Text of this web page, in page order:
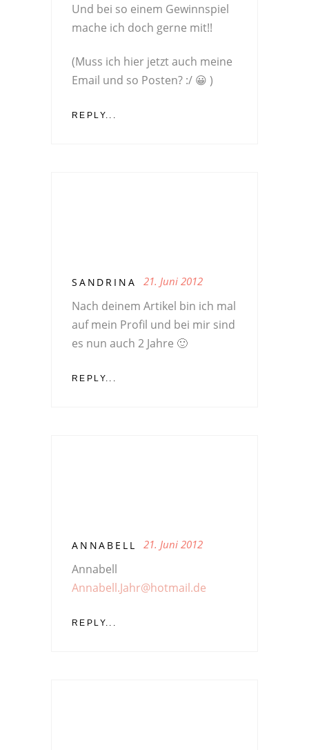
Und bei so einem Gewinnspiel
mache ich doch gerne mit!!
(Muss ich hier jetzt auch meine
Email und so Posten? :/ 😀 )
REPLY...
SANDRINA 21. Juni 2012
Nach deinem Artikel bin ich mal
auf mein Profil und bei mir sind
es nun auch 2 Jahre 🙂
REPLY...
ANNABELL 21. Juni 2012
Annabell
Annabell.Jahr@hotmail.de
REPLY...